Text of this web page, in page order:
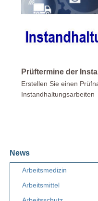
Prüftermine der
Erstellen Sie einen
Instandhaltungsarbeiten
News
Arbeitsmedizin
Arbeitsmittel